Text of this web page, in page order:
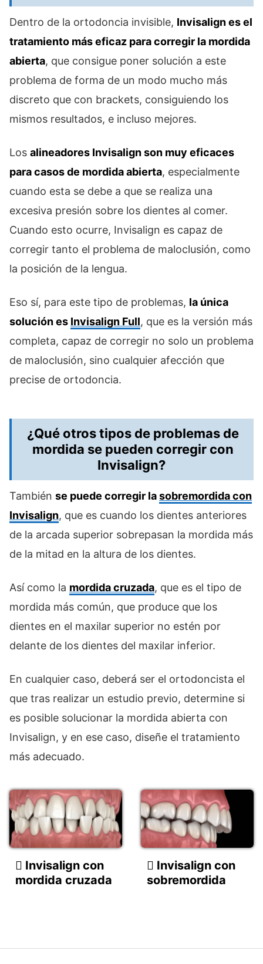
Dentro de la ortodoncia invisible, Invisalign es el
tratamiento más eficaz para corregir la mordida
abierta, que consigue poner solución a este
problema de forma de un modo mucho más
discreto que con brackets, consiguiendo los
mismos resultados, e incluso mejores.
Los alineadores Invisalign son muy eficaces
para casos de mordida abierta, especialmente
cuando esta se debe a que se realiza una
excesiva presión sobre los dientes al comer.
Cuando esto ocurre, Invisalign es capaz de
corregir tanto el problema de maloclusión, como
la posición de la lengua.
Eso sí, para este tipo de problemas, la única
solución es Invisalign Full, que es la versión más
completa, capaz de corregir no solo un problema
de maloclusión, sino cualquier afección que
precise de ortodoncia.
¿Qué otros tipos de problemas de
mordida se pueden corregir con
Invisalign?
También se puede corregir lasobremordida con
Invisalign, que es cuando los dientes anteriores
de la arcada superior sobrepasan la mordida más
de la mitad en la altura de los dientes.
Así como la mordida cruzada, que es el tipo de
mordida más común, que produce que los
dientes en el maxilar superior no estén por
delante de los dientes del maxilar inferior.
En cualquier caso, deberá ser el ortodoncista el
que tras realizar un estudio previo, determine si
es posible solucionar la mordida abierta con
Invisalign, y en ese caso, diseñe el tratamiento
más adecuado.
Invisalign con
mordida cruzada
Invisalign con
sobremordida